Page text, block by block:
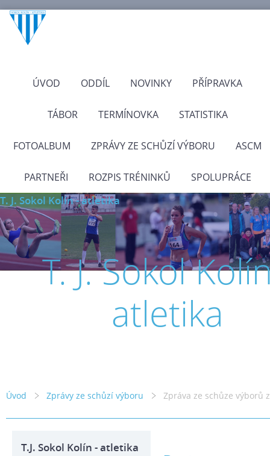
ÚVOD ODDÍL NOVINKY PŘÍPRAVKA
TÁBOR TERMÍNOVKA STATISTIKA
FOTOALBUM ZPRÁVY ZE SCHŮZÍ VÝBORU ASCM
PARTNEŘI ROZPIS TRÉNINKŮ SPOLUPRÁCE
T. J. Sokol Kolín - atletika
T. J. Sokol
atletika
Úvod Zprávy ze schůzí výboru Zpráva ze schůze výborů
T.J. Sokol Kolín - atletika